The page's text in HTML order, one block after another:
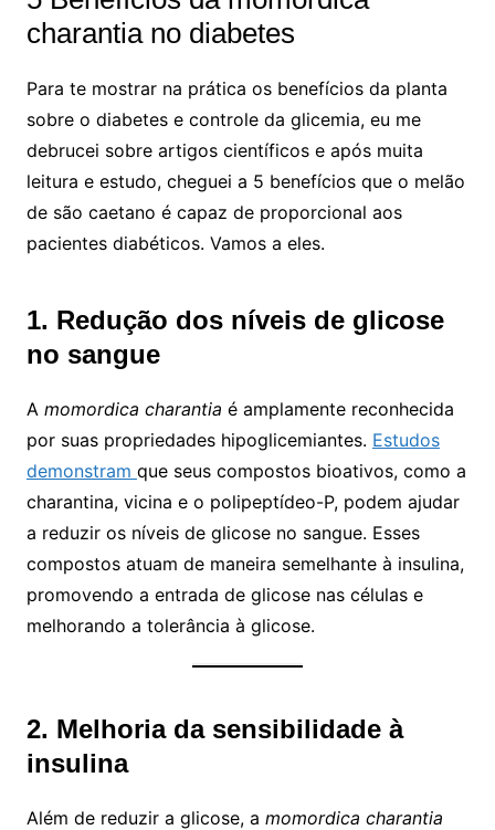
charantia no diabetes
Para te mostrar na prática os benefícios da planta
sobre o diabetes e controle da glicemia, eu me
debrucei sobre artigos científicos e após muita
leitura e estudo, cheguei a 5 benefícios que o melão
de são caetano é capaz de proporcional aos
pacientes diabéticos. Vamos a eles.
1. Redução dos níveis de glicose
no sangue
A momordica charantia é amplamente reconhecida
por suas propriedades hipoglicemiantes. Estudos
demonstram que seus compostos bioativos, como a
charantina, vicina e o polipeptídeo-P, podem ajudar
a reduzir os níveis de glicose no sangue. Esses
compostos atuam de maneira semelhante à insulina,
promovendo a entrada de glicose nas células e
melhorando a tolerância à glicose.
2. Melhoria da sensibilidade à
insulina
Além de reduzir a glicose, a momordica charantia